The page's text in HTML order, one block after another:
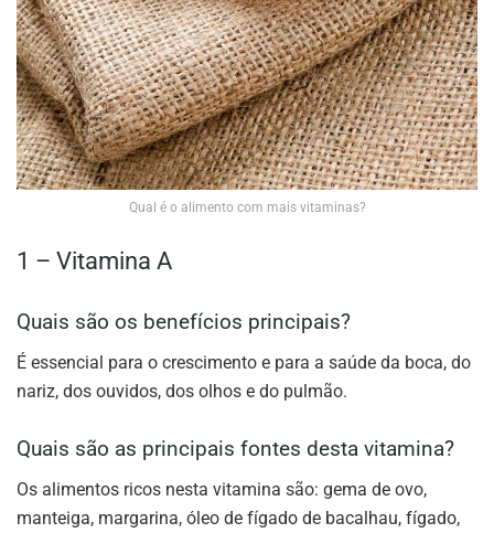
Qual é o alimento com mais vitaminas?
1 – Vitamina A
Quais são os benefícios principais?
É essencial para o crescimento e para a saúde da boca, do
nariz, dos ouvidos, dos olhos e do pulmão.
Quais são as principais fontes desta vitamina?
Os alimentos ricos nesta vitamina são: gema de ovo,
manteiga, margarina, óleo de fígado de bacalhau, fígado,